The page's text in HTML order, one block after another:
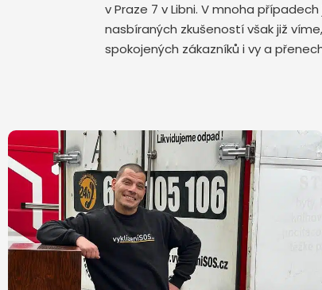
v Praze 7 v Libni. V mnoha
nasbíraných zkušeností však již
spokojených zákazníků i vy a